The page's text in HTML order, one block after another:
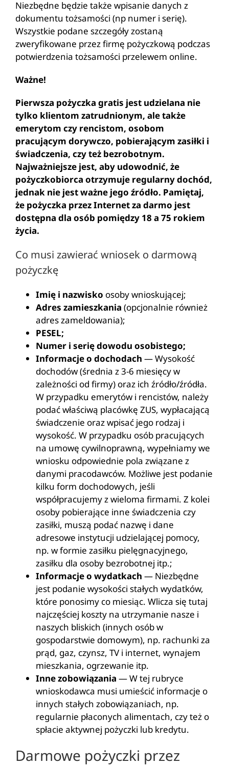
Niezbędne będzie także wpisanie danych z
dokumentu tożsamości (np numer i serię).
Wszystkie podane szczegóły zostaną
zweryfikowane przez firmę pożyczkową podczas
potwierdzenia tożsamości przelewem online.
Ważne!
Pierwsza pożyczka gratis jest udzielana nie
tylko klientom zatrudnionym, ale także
emerytom czy rencistom, osobom
pracującym dorywczo, pobierającym zasiłki i
świadczenia, czy też bezrobotnym.
Najważniejsze jest, aby udowodnić, że
pożyczkobiorca otrzymuje regularny dochód,
jednak nie jest ważne jego źródło. Pamiętaj,
że pożyczka przez Internet za darmo jest
dostępna dla osób pomiędzy 18 a 75 rokiem
życia.
Co musi zawierać wniosek o darmową
pożyczkę
Imię i nazwisko osoby wnioskującej;
Adres zamieszkania (opcjonalnie również
adres zameldowania);
PESEL;
Numer i serię dowodu osobistego;
Informacje o dochodach — Wysokość
dochodów (średnia z 3-6 miesięcy w
zależności od firmy) oraz ich źródło/źródła.
W przypadku emerytów i rencistów, należy
podać właściwą placówkę ZUS, wypłacającą
świadczenie oraz wpisać jego rodzaj i
wysokość. W przypadku osób pracujących
na umowę cywilnoprawną, wypełniamy we
wniosku odpowiednie pola związane z
danymi pracodawców. Możliwe jest podanie
kilku form dochodowych, jeśli
współpracujemy z wieloma firmami. Z kolei
osoby pobierające inne świadczenia czy
zasiłki, muszą podać nazwę i dane
adresowe instytucji udzielającej pomocy,
np. w formie zasiłku pielęgnacyjnego,
zasiłku dla osoby bezrobotnej itp.;
Informacje o wydatkach — Niezbędne
jest podanie wysokości stałych wydatków,
które ponosimy co miesiąc. Wlicza się tutaj
najczęściej koszty na utrzymanie nasze i
naszych bliskich (innych osób w
gospodarstwie domowym), np. rachunki za
prąd, gaz, czynsz, TV i internet, wynajem
mieszkania, ogrzewanie itp.
Inne zobowiązania — W tej rubryce
wnioskodawca musi umieścić informacje o
innych stałych zobowiązaniach, np.
regularnie płaconych alimentach, czy też o
spłacie aktywnej pożyczki lub kredytu.
Darmowe pożyczki przez